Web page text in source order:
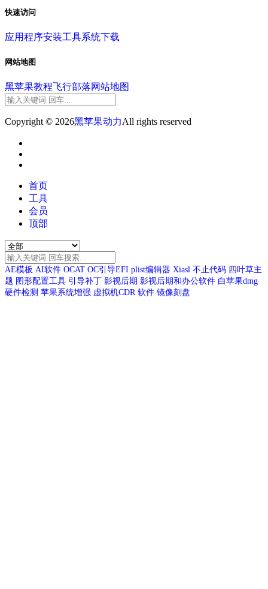
快速访问
应用程序安装工具系统下载
网站地图
黑苹果教程飞行部落网站地图
Copyright © 2026黑苹果动力All rights reserved
首页
工具
会员
顶部
AE模板 AI软件 OCAT OC引导EFI plist编辑器 Xiasl 不止代码 四叶草主
题 图形配置工具 引导补丁 影视后期 影视后期和办公软件 白苹果dmg
硬件检测 苹果系统增强 虚拟机CDR 软件 镜像刻盘